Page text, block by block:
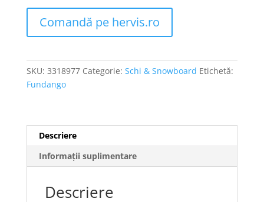
Comandă pe hervis.ro
SKU: 3318977 Categorie: Schi & Snowboard Etichetă:
Fundango
Descriere
Informații suplimentare
Descriere